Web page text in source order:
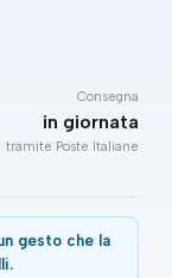
Consegna
in giornata
tramite Poste Italiane
gesto che la